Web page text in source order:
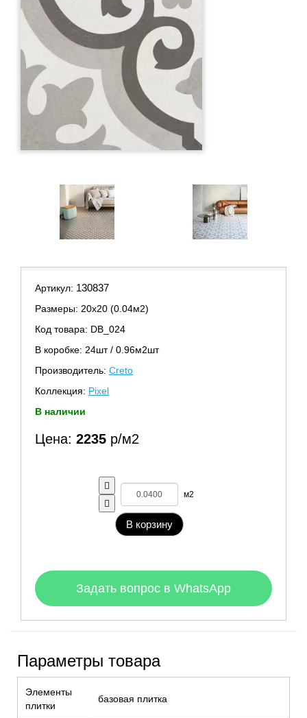
Артикул: 130837
Размеры: 20х20 (0.04м2)
Код товара: DB_024
В коробке: 24шт / 0.96м2шт
Производитель: Creto
Коллекция: Pixel
В наличии
Цена: 2235 р/м2
м2
В корзину
Задать вопрос в WhatsApp
Параметры товара
Элементы
плитки
базовая плитка